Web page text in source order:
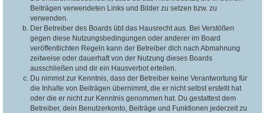
Beiträgen verwendeten Links und Bilder zu setzen bzw. zu
verwenden.
Der Betreiber des Boards übt das Hausrecht aus. Bei Verstößen
gegen diese Nutzungsbedingungen oder anderer im Board
veröffentlichten Regeln kann der Betreiber dich nach Abmahnung
zeitweise oder dauerhaft von der Nutzung dieses Boards
ausschließen und dir ein Hausverbot erteilen.
Du nimmst zur Kenntnis, dass der Betreiber keine Verantwortung für
die Inhalte von Beiträgen übernimmt, die er nicht selbst erstellt hat
oder die er nicht zur Kenntnis genommen hat. Du gestattest dem
Betreiber, dein Benutzerkonto, Beiträge und Funktionen jederzeit zu